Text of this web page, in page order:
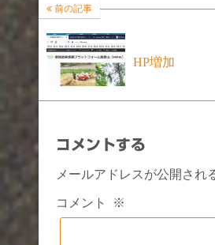
前の記事
HP増加
コメントする
メールアドレスが公開され
コメント ※